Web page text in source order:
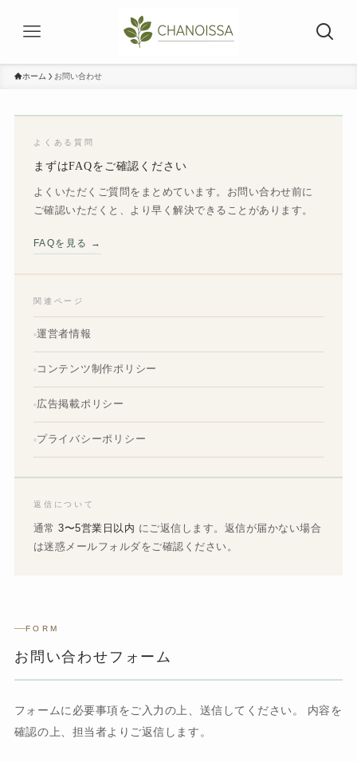
ホーム お問い合わせ
よくある質問
まずはFAQをご確認ください
よくいただくご質問をまとめています。お問い合わせ前に
ご確認いただくと、より早く解決できることがあります。
FAQを見る →
関連ページ
運営者情報
コンテンツ制作ポリシー
広告掲載ポリシー
プライバシーポリシー
返信について
通常3〜5営業日以内 にご返信します。返信が届かない場合
は迷惑メールフォルダをご確認ください。
FORM
お問い合わせフォーム
フォームに必要事項をご入力の上、送信してください。 内容を
確認の上、担当者よりご返信します。